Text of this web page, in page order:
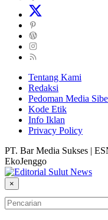
Tentang Kami
Redaksi
Pedoman Media
Kode Etik
Info Iklan
Privacy Policy
PT. Bar Media Sukses |
EkoJenggo
×